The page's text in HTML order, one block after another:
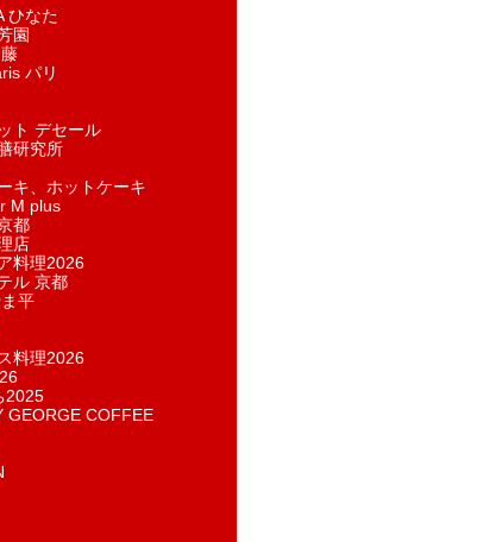
ひなた
園
パリ
ト デセール
研究所
キ、ホットケーキ
M plus
都
店
料理2026
ル 京都
平
料理2026
2025
COFFEE